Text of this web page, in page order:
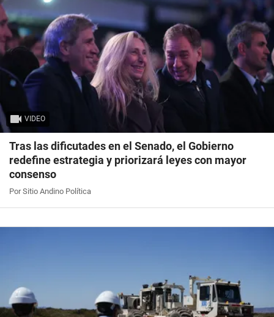
VIDEO
Tras las dificutades en el Senado, el Gobierno
redefine estrategia y priorizará leyes con mayor
consenso
Por Sitio Andino Política